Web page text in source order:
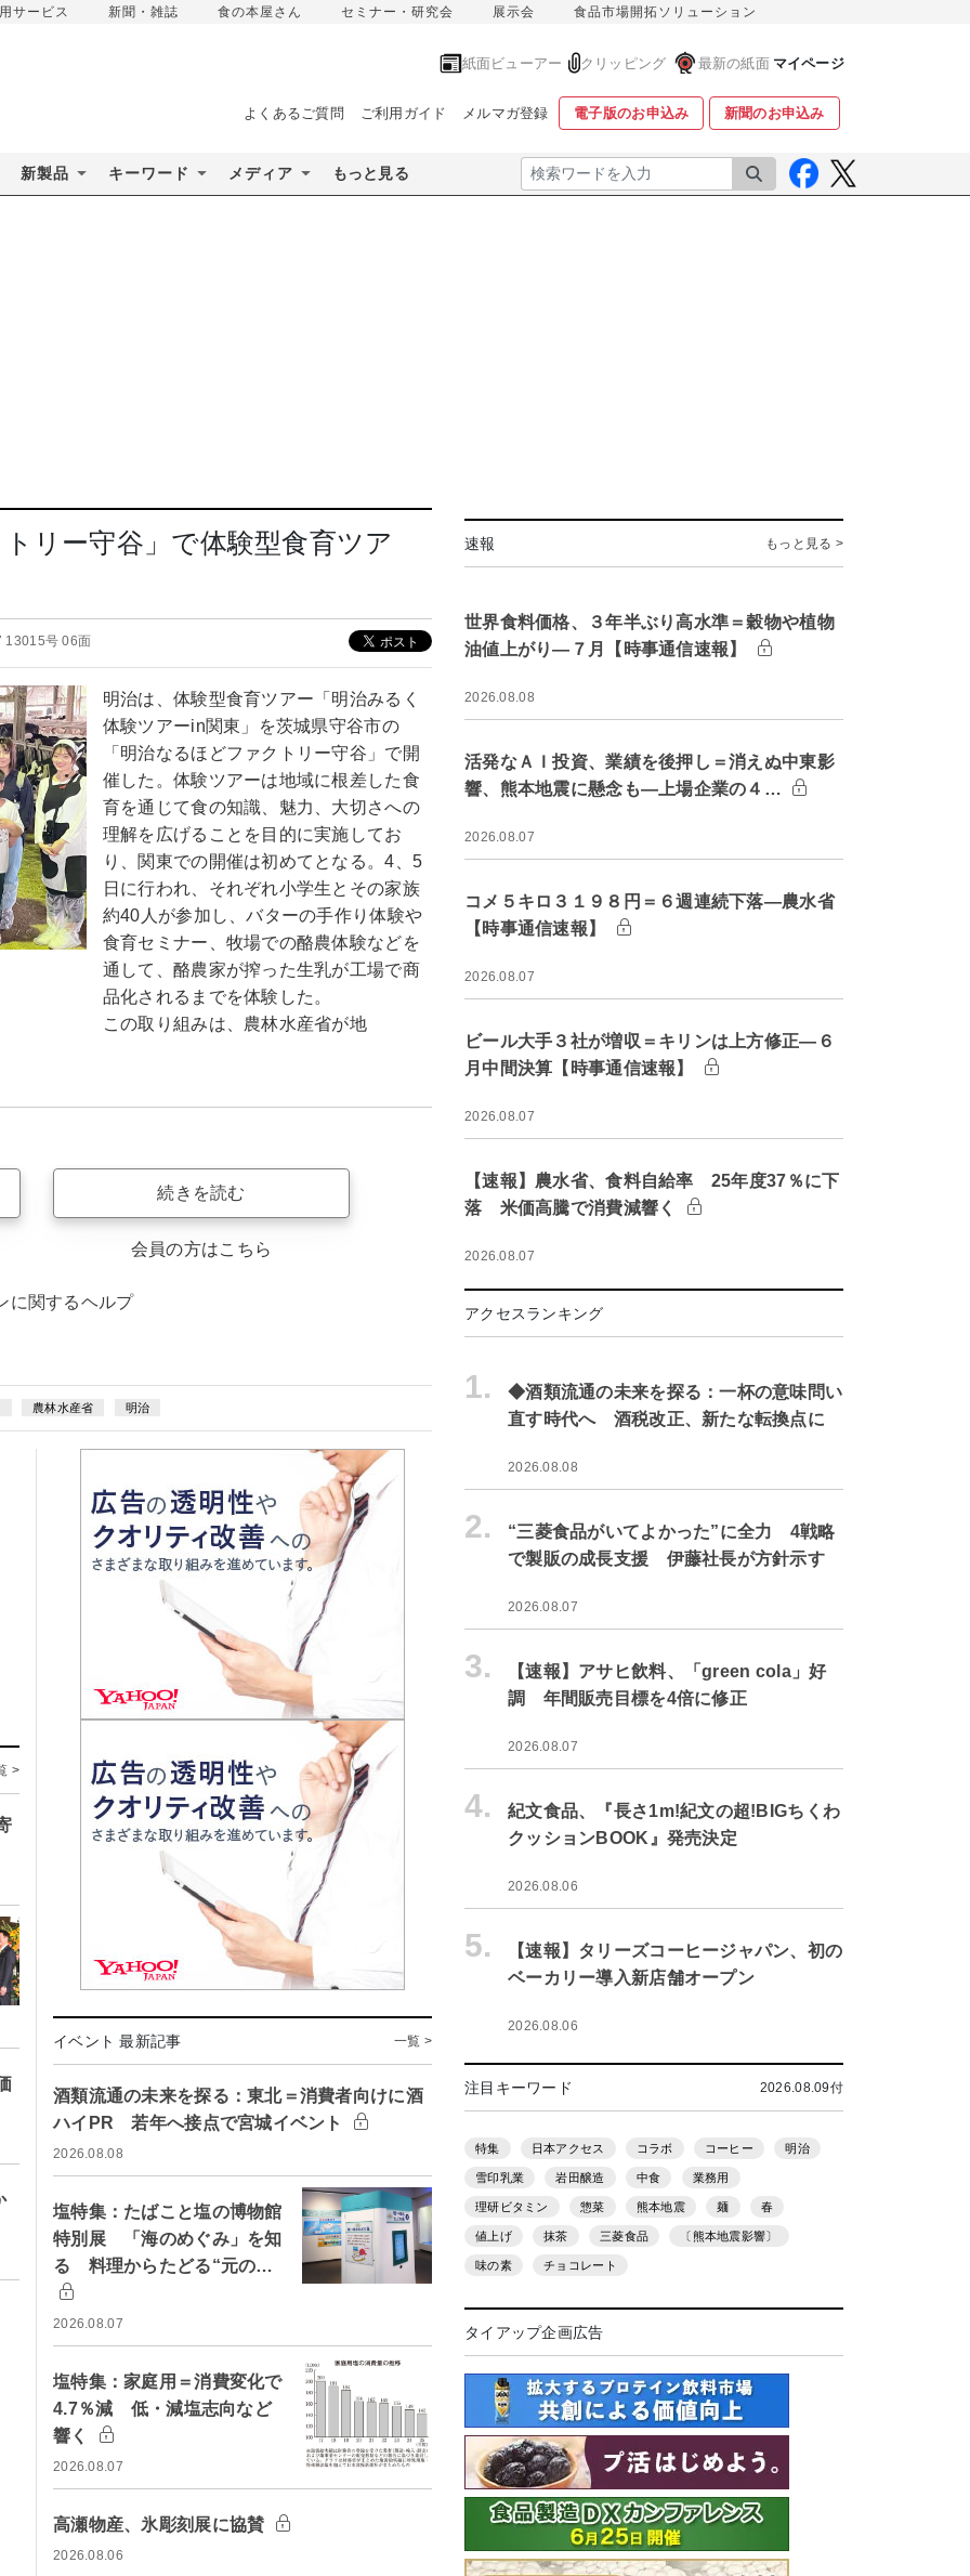
サービス 新聞・雑誌 食の本屋さん セミナー・研究会 展示会 食品市場開拓ソリューション
紙面ビューアー クリッピング 最新の紙面 マイページ
よくあるご質問 ご利用ガイド メルマガ登録 電子版のお申込み 新聞のお申込み
新製品 キーワード メディア もっと見る 検索
リー守谷」で体験型食育ツア
13015号 06面
明治は、体験型食育ツアー「明治みるく
体験ツアーin関東」を茨城県守谷市の
「明治なるほどファクトリー守谷」で開
催した。体験ツアーは地域に根差した食
育を通じて食の知識、魅力、大切さへの
理解を広げることを目的に実施してお
り、関東での開催は初めてとなる。4、5
日に行われ、それぞれ小学生とその家族
約40人が参加し、バターの手作り体験や
食育セミナー、牧場での酪農体験などを
通して、酪農家が搾った生乳が工場で商
品化されるまでを体験した。
この取り組みは、農林水産省が地
続きを読む
会員の方はこちら
に関するヘルプ
農林水産省 明治
>
イベント 最新記事 一覧 >
酒類流通の未来を探る：東北＝消費者向けに酒
ハイPR 若年へ接点で宮城イベント
2026.08.08
塩特集：たばこと塩の博物館
特別展 「海のめぐみ」を知
る 料理からたどる“元の…
2026.08.07
塩特集：家庭用＝消費変化で
4.7％減 低・減塩志向など
響く
2026.08.07
高瀬物産、氷彫刻展に協賛
2026.08.06
速報 もっと見る >
世界食料価格、３年半ぶり高水準＝穀物や植物
油値上がり―７月【時事通信速報】
2026.08.08
活発なＡＩ投資、業績を後押し＝消えぬ中東影
響、熊本地震に懸念も―上場企業の４…
2026.08.07
コメ５キロ３１９８円＝６週連続下落―農水省
【時事通信速報】
2026.08.07
ビール大手３社が増収＝キリンは上方修正―６
月中間決算【時事通信速報】
2026.08.07
【速報】農水省、食料自給率 25年度37％に下
落 米価高騰で消費減響く
2026.08.07
アクセスランキング
1.
◆酒類流通の未来を探る：一杯の意味問い
直す時代へ 酒税改正、新たな転換点に
2026.08.08
2.
“三菱食品がいてよかった”に全力 4戦略
で製販の成長支援 伊藤社長が方針示す
2026.08.07
3.
【速報】アサヒ飲料、「green cola」好
調 年間販売目標を4倍に修正
2026.08.07
4.
紀文食品、『長さ1m!紀文の超!BIGちくわ
クッションBOOK』発売決定
2026.08.06
5.
【速報】タリーズコーヒージャパン、初の
ベーカリー導入新店舗オープン
2026.08.06
注目キーワード 2026.08.09付
特集 日本アクセス コラボ コーヒー 明治
雪印乳業 岩田醸造 中食 業務用
理研ビタミン 惣菜 熊本地震 麺 春
値上げ 抹茶 三菱食品 〔熊本地震影響〕
味の素 チョコレート
タイアップ企画広告